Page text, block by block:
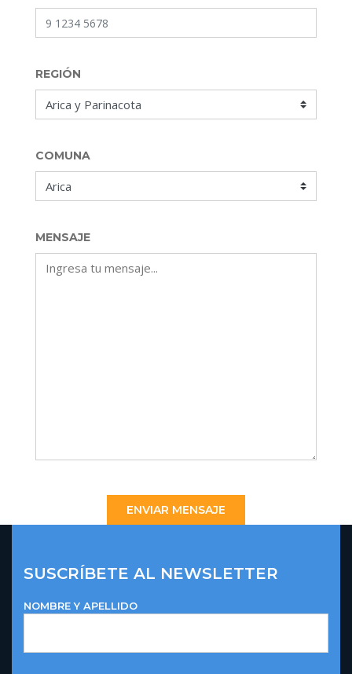
REGIÓN
COMUNA
MENSAJE
SUSCRÍBETE AL NEWSLETTER
NOMBRE Y APELLIDO